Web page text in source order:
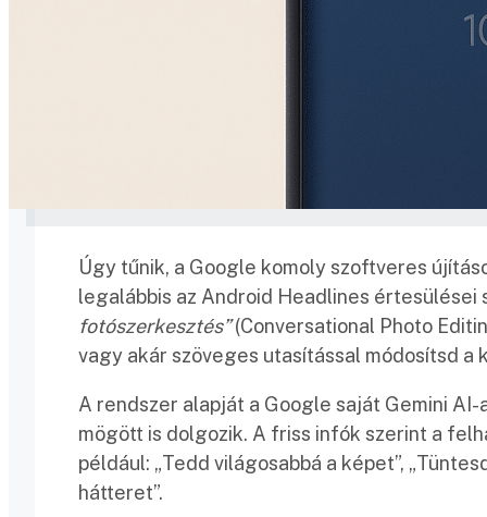
Úgy tűnik, a Google komoly szoftveres
legalábbis az Android Headlines
fotószerkesztés”(Conversational Photo
vagy akár szöveges utasítással módosítsd a
A rendszer alapját a Google saját Gemini
mögött is dolgozik. A friss infók szerint a
például: „Tedd világosabbá a képet”,
hátteret”.